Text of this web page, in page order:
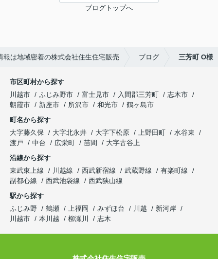
ブログトップへ
報は地域密着の株式会社住生住宅販売 ブログ 三芳町 O様
市区町村から探す
川越市
ふじみ野市 富士見市 入間郡三芳町
志木市
朝霞市
新座市 所沢市 和光市
鶴ヶ島市
町名から探す
大字藤久保
大字北永井 大字下松原 上野田町
水谷東
渡戸
中台 広栄町 苗間
大字古谷上
沿線から探す
東武東上線
川越線 西武新宿線 武蔵野線
有楽町線
副都心線
西武池袋線
西武狭山線
駅から探す
ふじみ野
鶴瀬 上福岡 みずほ台 川越
新河岸
川越市
本川越 柳瀬川 志木